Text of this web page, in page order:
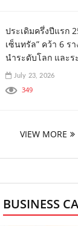
ประเดิมครึ่งปีแรก
เซ็นทรัล” คว้า 6 ร
นำระดับโลก และร
July 23, 2026
349
VIEW MORE
BUSINESS